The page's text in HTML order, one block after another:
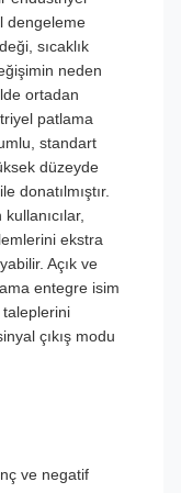
dengeleme
sıcaklık
neden
ortadan
patlama
standart
düzeyde
donatılmıştır.
ekstra
Açık ve
entegre isim
taleplerini
çıkış modu
ve negatif